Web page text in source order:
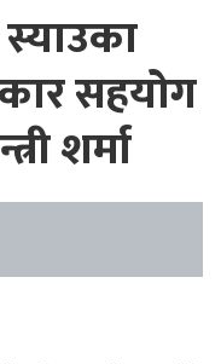
सहयोग
शर्मा